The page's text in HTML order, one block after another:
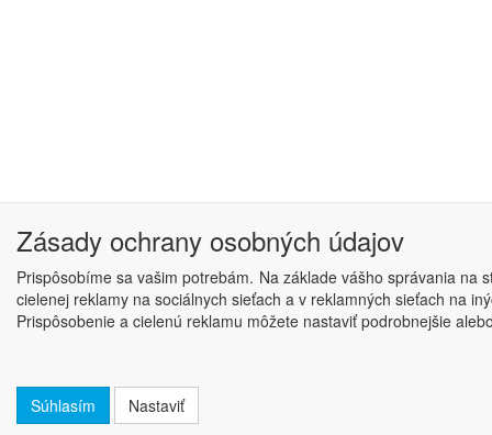
Zásady ochrany osobných údajov
Prispôsobíme sa vašim potrebám. Na základe vášho správania
cielenej reklamy na sociálnych sieťach a v reklamných sieťach na
Prispôsobenie a cielenú reklamu môžete nastaviť podrobnejšie
Súhlasím Nastaviť